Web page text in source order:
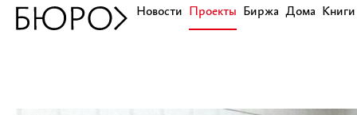
Новости Проекты Биржа Дома Книги